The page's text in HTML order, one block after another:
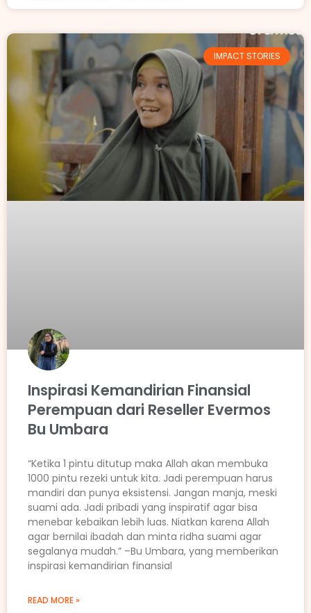
IMPACT STORIES
Inspirasi Kemandirian Finansial
Perempuan dari Reseller Evermos
Bu Umbara
“Ketika 1 pintu ditutup maka Allah akan membuka
1000 pintu rezeki untuk kita. Jadi perempuan harus
mandiri dan punya eksistensi. Jangan manja, meski
suami ada. Jadi pribadi yang inspiratif agar bisa
menebar kebaikan lebih luas. Niatkan karena Allah
agar bernilai ibadah dan minta ridha suami agar
segalanya mudah.” –Bu Umbara, yang memberikan
inspirasi kemandirian finansial
READ MORE »